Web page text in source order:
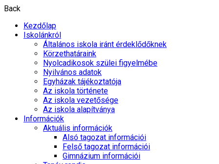
Back
Kezdőlap
Iskolánkról
Általános iskola iránt érdeklődőknek
Körzethatáraink
Nyolcadikosok szülei figyelmébe
Nyilvános adatok
Egyházak tájékoztatója
Az iskola története
Az iskola vezetősége
Az iskola alapítványa
Információk
Aktuális információk
Alsó tagozat információi
Felső tagozat információi
Gimnázium információi